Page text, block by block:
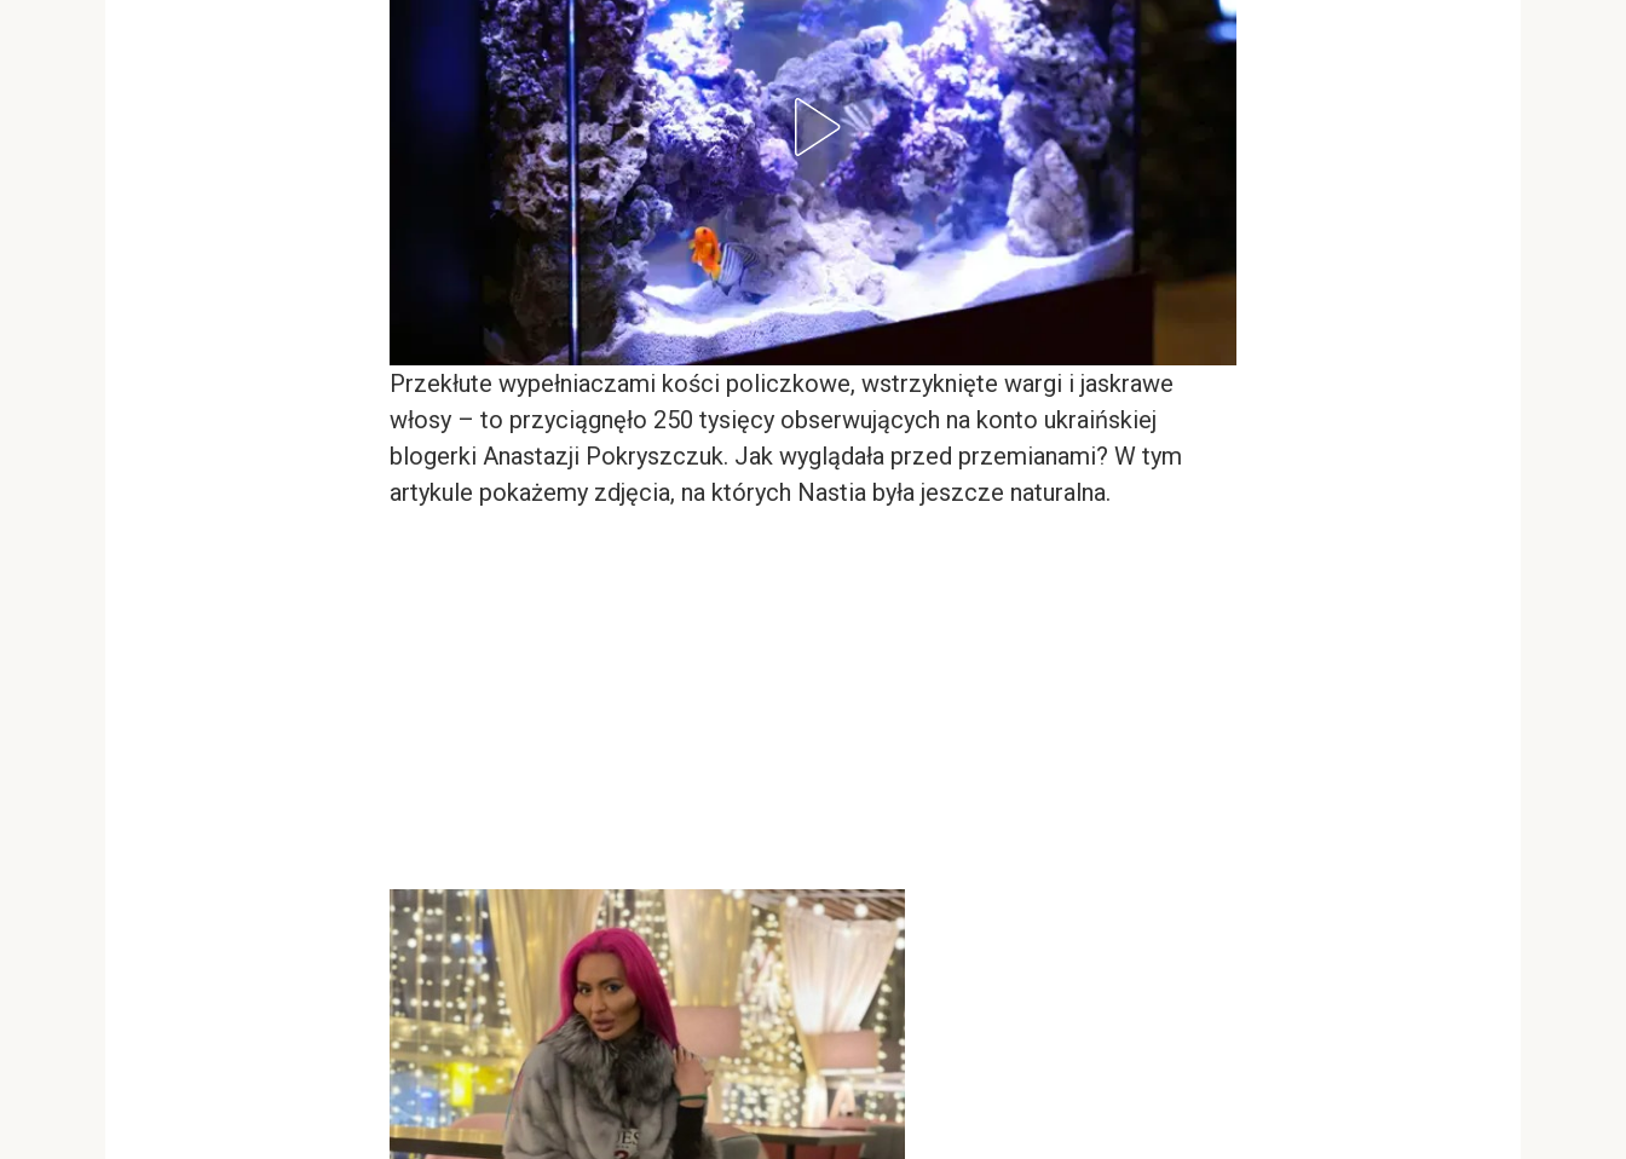
Przekłute wypełniaczami kości policzkowe, wstrzyknięte wargi i jaskrawe
włosy – to przyciągnęło 250 tysięcy obserwujących na konto ukraińskiej
blogerki Anastazji Pokryszczuk. Jak wyglądała przed przemianami? W tym
artykule pokażemy zdjęcia, na których Nastia była jeszcze naturalna.